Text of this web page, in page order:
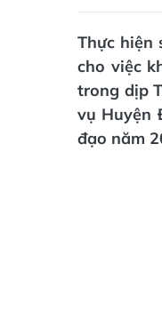
Thực hiện
cho việc
trong dịp
vụ Huyện
đạo năm